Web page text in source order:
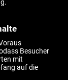
Besucher
mit
auf die